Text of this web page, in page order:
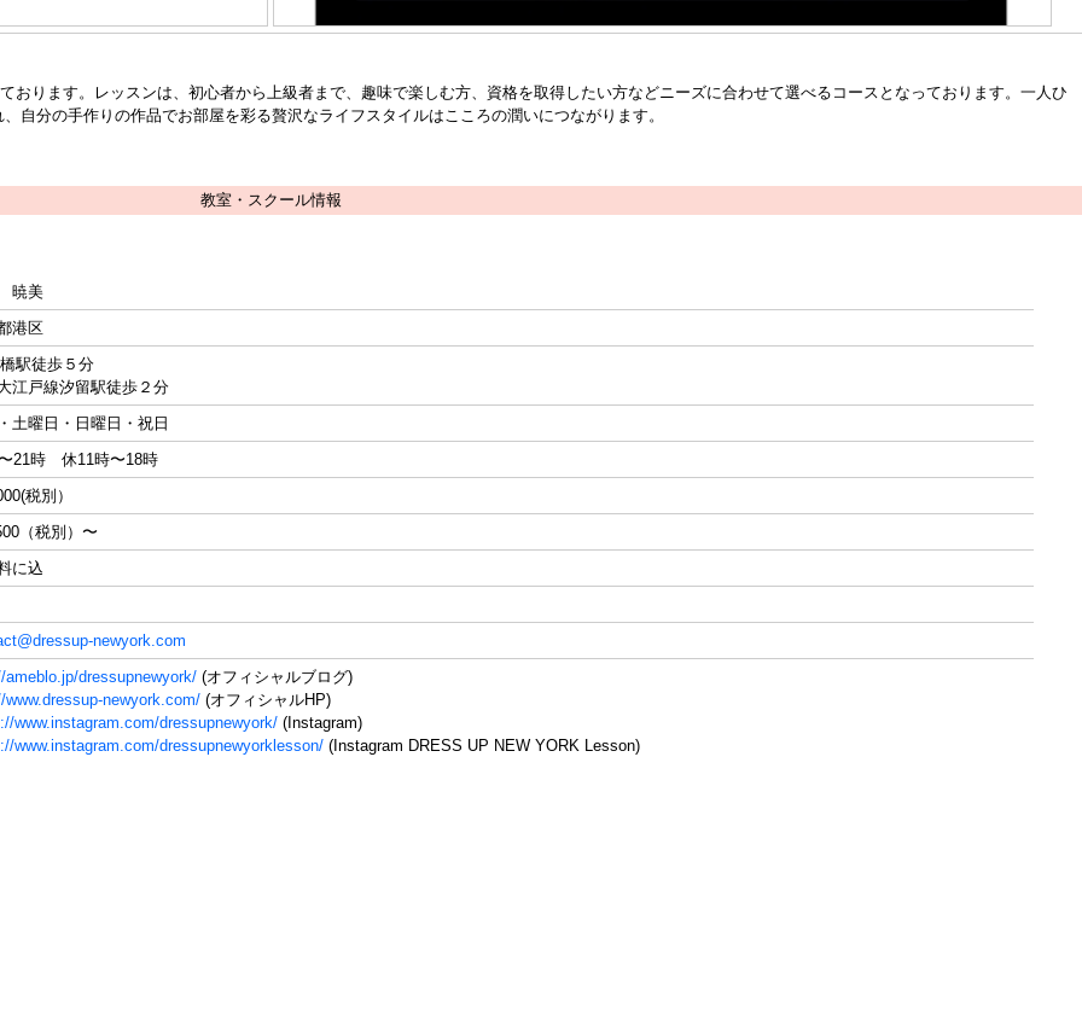
おります。レッスンは、初心者から上級者まで、趣味で楽しむ方、資格を取得したい方などニーズに合わせて選べるコースとなっております。一人ひ
自分の手作りの作品でお部屋を彩る贅沢なライフスタイルはこころの潤いにつながります。
教室・スクール情報
暁美
港区
駅徒歩５分
江戸線汐留駅徒歩２分
土曜日・日曜日・祝日
21時 休11時〜18時
税別）
（税別）〜
に込
newyork.com
ameblo.jp/dressupnewyork/ (オフィシャルブログ)
www.dressup-newyork.com/ (オフィシャルHP)
www.instagram.com/dressupnewyork/ (Instagram)
www.instagram.com/dressupnewyorklesson/ (Instagram DRESS UP NEW YORK Lesson)